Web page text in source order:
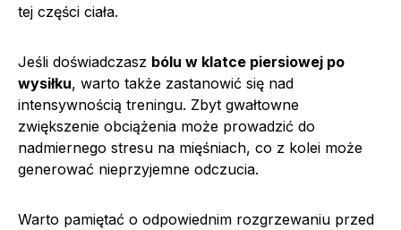
tej części ciała.
Jeśli doświadczasz bólu w klatce piersiowej po
wysiłku, warto także zastanowić się nad
intensywnością treningu. Zbyt gwałtowne
zwiększenie obciążenia może prowadzić do
nadmiernego stresu na mięśniach, co z kolei może
generować nieprzyjemne odczucia.
Warto pamiętać o odpowiednim rozgrzewaniu przed